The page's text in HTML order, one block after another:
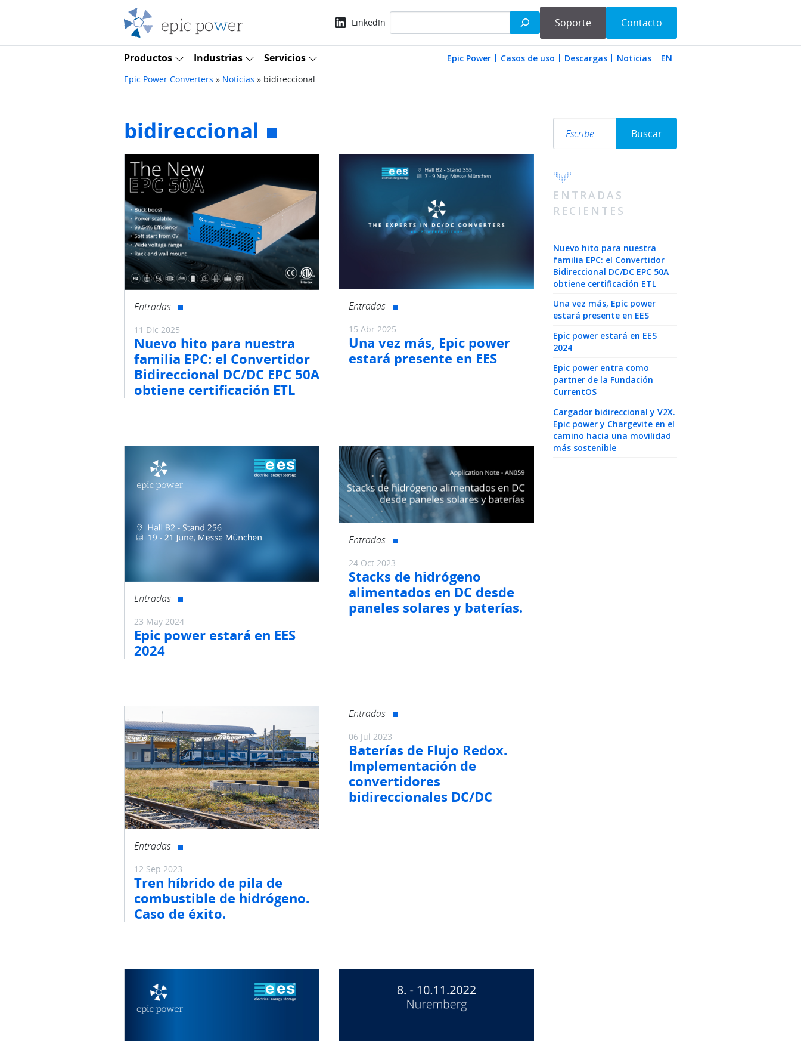
Navegación principal LinkedIn Soporte Contacto
Productos Industrias Servicios Epic Power Casos de uso Descargas Noticias
EN
Epic Power Converters » Noticias » bidireccional
bidireccional
Entradas
11 Dic 2025
Nuevo hito para nuestra
familia EPC: el Convertidor
Bidireccional DC/DC EPC 50A
obtiene certificación ETL
Entradas
15 Abr 2025
Una vez más, Epic power
estará presente en EES
Entradas
23 May 2024
Epic power estará en EES
2024
Entradas
24 Oct 2023
Stacks de hidrógeno
alimentados en DC desde
paneles solares y baterías.
Entradas
12 Sep 2023
Tren híbrido de pila de
combustible de hidrógeno.
Caso de éxito.
Entradas
06 Jul 2023
Baterías de Flujo Redox.
Implementación de
convertidores
bidireccionales DC/DC
Buscar
ENTRADAS
RECIENTES
Nuevo hito para nuestra
familia EPC: el Convertidor
Bidireccional DC/DC EPC 50A
obtiene certificación ETL
Una vez más, Epic power
estará presente en EES
Epic power estará en EES
2024
Epic power entra como
partner de la Fundación
CurrentOS
Cargador bidireccional y V2X.
Epic power y Chargevite en el
camino hacia una movilidad
más sostenible